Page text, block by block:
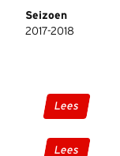
Seizoen
2017-2018
Lees
Lees